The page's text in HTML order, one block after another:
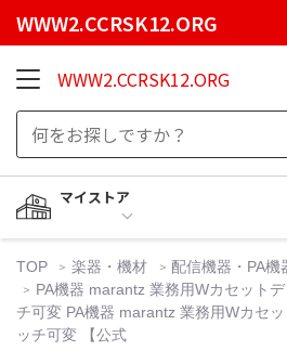
WWW2.CCRSK12.ORG
WWW2.CCRSK12.ORG
マイストア
TOP 楽器・機材
配信機器・PA機
PA機器 marantz 業務用Wカセット
チ可変 PA機器 marantz 業務用Wカセ
ッチ可変 【公式